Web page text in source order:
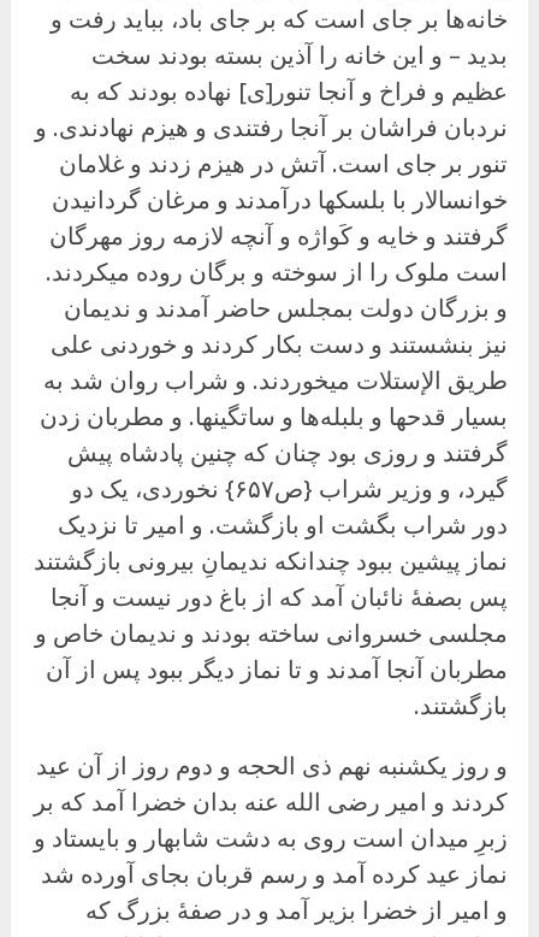
خانه‌ها بر جای است که بر جای باد، بباید رفت و
بدید – و این خانه را آذین بسته بودند سخت
عظیم و فراخ و آنجا تنور[ی] نهاده بودند که به
نردبان فراشان بر آنجا رفتندی و هیزم نهادندی. و
تنور بر جای است. آتش در هیزم زدند و غلامان
خوانسالار با بلسکها درآمدند و مرغان گردانیدن
گرفتند و خایه و کَواژه و آنچه لازمه روز مهرگان
است ملوک را از سوخته و برگان روده میکردند.
و بزرگان دولت بمجلس حاضر آمدند و ندیمان
نیز بنشستند و دست بکار کردند و خوردنی على
طریق الإستلات میخوردند. و شراب روان شد به
بسیار قدحها و بلبله‌ها و ساتگینها. و مطربان زدن
گرفتند و روزی بود چنان که چنین پادشاه پیش
گیرد، و وزیر شراب {ص۶۵۷} نخوردی، یک دو
دور شراب بگشت او بازگشت. و امیر تا نزدیک
نماز پیشین ببود چندانکه ندیمانِ بیرونی بازگشتند
پس بصفهٔ نائبان آمد که از باغ دور نیست و آنجا
مجلسی خسروانی ساخته بودند و ندیمان خاص و
مطربان آنجا آمدند و تا نماز دیگر ببود پس از آن
بازگشتند.
و روز یکشنبه نهم ذی الحجه و دوم روز از آن عید
کردند و امیر رضی الله عنه بدان خضرا آمد که بر
زبرِ میدان است روی به دشت شابهار و بایستاد و
نماز عید کرده آمد و رسم قربان بجای آورده شد
و امیر از خضرا بزیر آمد و در صفهٔ بزرگ که